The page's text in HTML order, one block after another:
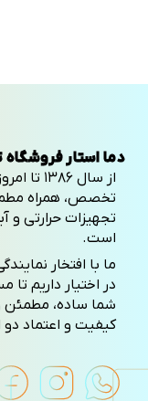
دما استار
از سال
تخصص، همراه
تجهیزات حرارتی و
است.
ما با افتخار
در اختیار داریم
شما ساده، مطمئن
کیفیت و اعتماد